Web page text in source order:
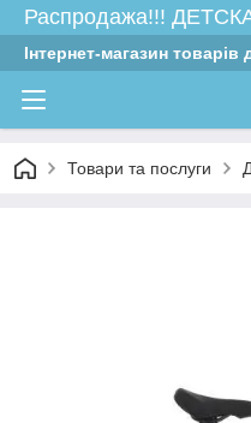
Распродажа!!!
Інтернет-магазин товарів
Товари та послуги